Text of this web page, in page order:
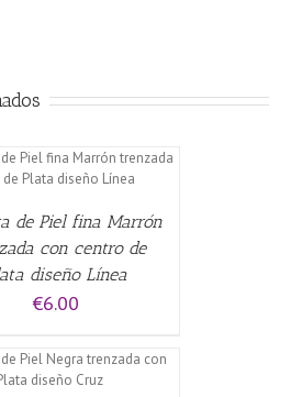
de Piel fina Marrón
con centro de
diseño Línea
€6.00